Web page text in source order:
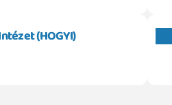
(HOGYI)